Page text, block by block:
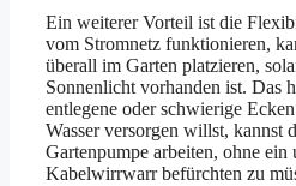
Ein weiterer Vorteil ist die
vom Stromnetz funktionieren,
überall im Garten platzieren,
Sonnenlicht vorhanden ist. Das
entlegene oder schwierige
Wasser versorgen willst, kannst
Gartenpumpe arbeiten, ohne ein
Kabelwirrwarr befürchten zu